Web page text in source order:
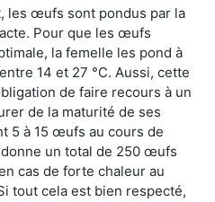
les œufs sont pondus par la
Pour que les œufs
la femelle les pond à
14 et 27 °C. Aussi, cette
de faire recours à un
de la maturité de ses
5 à 15 œufs au cours de
un total de 250 œufs
cas de forte chaleur au
tout cela est bien respecté,